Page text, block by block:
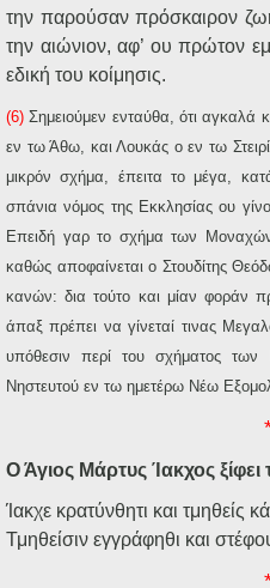
την παρούσαν πρόσκαιρον
την αιώνιον, αφ’ ου πρώτον
εδική του κοίμησις.
(6)Σημειούμεν ενταύθα, ότι αγκαλά
εν τω Άθω, και Λουκάς ο εν τω
μικρόν σχήμα, έπειτα το μέγα,
σπάνια νόμος της Εκκλησίας ου
Επειδή γαρ το σχήμα των
καθώς αποφαίνεται ο Στουδίτης
κανών: δια τούτο και μίαν φοράν
άπαξ πρέπει να γίνεταί τινας
υπόθεσιν περί του σχήματος
Νηστευτού εν τω ημετέρω Νέω
Ο Άγιος Μάρτυς Ίακχος ξίφει
Ίακχε κρατύνθητι και τμηθείς
Τμηθείσιν εγγράφηθι και